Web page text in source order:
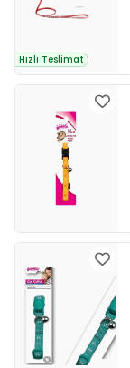
Hızlı Teslimat